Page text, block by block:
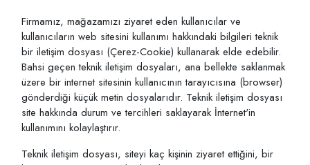
Firmamız, mağazamızı ziyaret eden kullanıcılar ve
kullanıcıların web sitesini kullanımı hakkındaki bilgileri teknik
bir iletişim dosyası (Çerez-Cookie) kullanarak elde edebilir.
Bahsi geçen teknik iletişim dosyaları, ana bellekte saklanmak
üzere bir internet sitesinin kullanıcının tarayıcısına (browser)
gönderdiği küçük metin dosyalarıdır. Teknik iletişim dosyası
site hakkında durum ve tercihleri saklayarak İnternet'in
kullanımını kolaylaştırır.
Teknik iletişim dosyası, siteyi kaç kişinin ziyaret ettiğini, bir